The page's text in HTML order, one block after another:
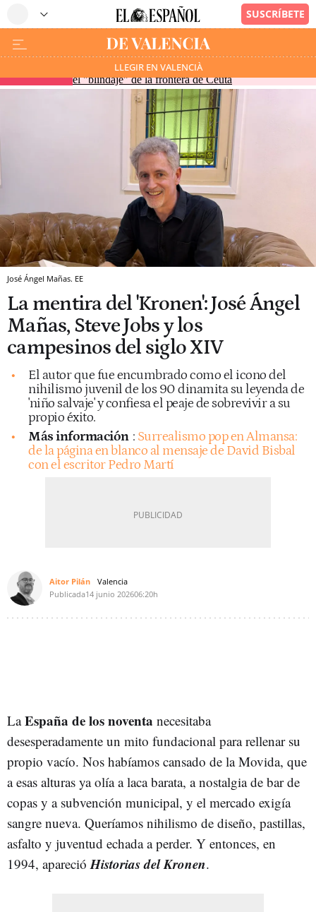
LLEGIR EN VALENCIÀ
Vivas pide en la comisión de Interior de la Eurocámara
el "blindaje" de la frontera de Ceuta
José Ángel Mañas. EE
La mentira del 'Kronen': José Ángel
Mañas, Steve Jobs y los
campesinos del siglo XIV
El autor que fue encumbrado como el icono del
nihilismo juvenil de los 90 dinamita su leyenda de
'niño salvaje' y confiesa el peaje de sobrevivir a su
propio éxito.
Más información : Surrealismo pop en Almansa:
de la página en blanco al mensaje de David Bisbal
con el escritor Pedro Martí
Aitor Pilán
Valencia
Publicada14 junio 202606:20h
LaEspaña de los noventa necesitaba
desesperadamente un mito fundacional para rellenar su
propio vacío. Nos habíamos cansado de la Movida, que
a esas alturas ya olía a laca barata, a nostalgia de bar de
copas y a subvención municipal, y el mercado exigía
sangre nueva. Queríamos nihilismo de diseño, pastillas,
asfalto y juventud echada a perder. Y entonces, en
1994, apareció Historias del Kronen.